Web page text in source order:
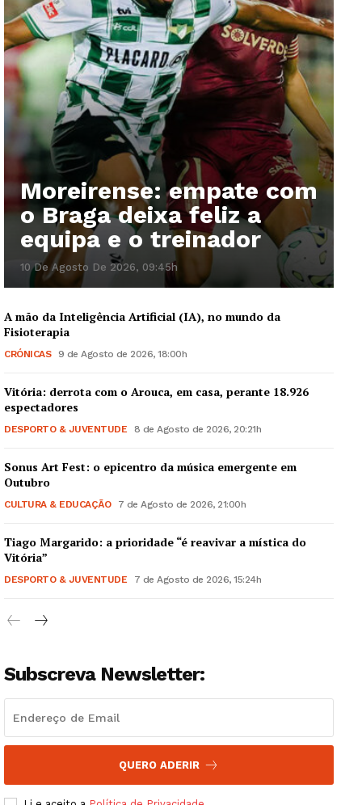
Guimarães, agora!
Institucional
Artigos
Edição Digital
Grande Entrevista
Moreirense: empate com
o Braga deixa feliz a
equipa e o treinador
10 De Agosto De 2026, 09:45h
A mão da Inteligência Artificial (IA), no mundo da
Fisioterapia
CRÓNICAS 9 de Agosto de 2026, 18:00h
Vitória: derrota com o Arouca, em casa, perante 18.926
espectadores
DESPORTO & JUVENTUDE 8 de Agosto de 2026, 20:21h
Sonus Art Fest: o epicentro da música emergente em
Outubro
CULTURA & EDUCAÇÃO 7 de Agosto de 2026, 21:00h
Tiago Margarido: a prioridade “é reavivar a mística do
Vitória”
DESPORTO & JUVENTUDE 7 de Agosto de 2026, 15:24h
Subscreva Newsletter:
QUERO ADERIR